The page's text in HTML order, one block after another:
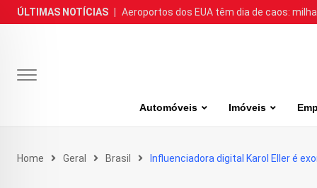
Skip
to
ÚLTIMAS NOTÍCIAS Aeroportos dos EUA têm dia de caos:
Automóveis Imóveis
Home Geral Brasil Influenciadora digital Karol Eller é